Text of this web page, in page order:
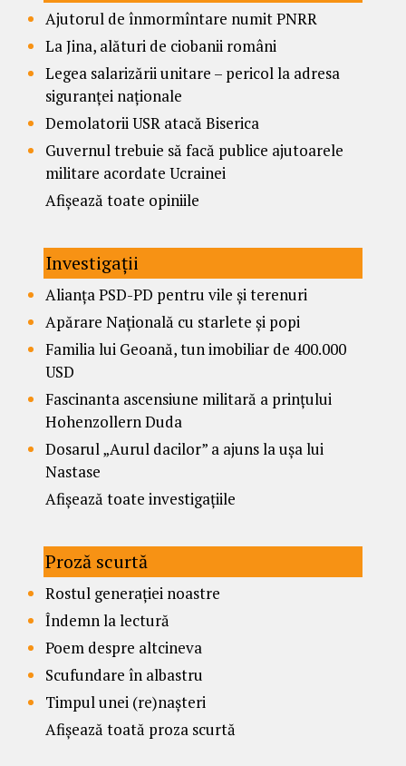
Ajutorul de înmormîntare numit PNRR
La Jina, alături de ciobanii români
Legea salarizării unitare – pericol la adresa
siguranței naționale
Demolatorii USR atacă Biserica
Guvernul trebuie să facă publice ajutoarele
militare acordate Ucrainei
Afișează toate opiniile
Investigații
Alianța PSD-PD pentru vile și terenuri
Apărare Națională cu starlete și popi
Familia lui Geoană, tun imobiliar de 400.000
USD
Fascinanta ascensiune militară a prințului
Hohenzollern Duda
Dosarul „Aurul dacilor” a ajuns la ușa lui
Nastase
Afișează toate investigațiile
Proză scurtă
Rostul generației noastre
Îndemn la lectură
Poem despre altcineva
Scufundare în albastru
Timpul unei (re)nașteri
Afișează toată proza scurtă